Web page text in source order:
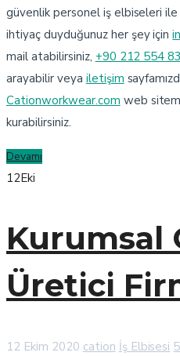
güvenlik personel iş elbiseleri
ihtiyaç duyduğunuz her şey için
mail atabilirsiniz, +90 212 554
arayabilir veya iletişim
Cationworkwear.com web
kurabilirsiniz.
Devamı
12Eki
Kurumsal
Üretici
12 Ekim 2020 cation İş Elbisesi